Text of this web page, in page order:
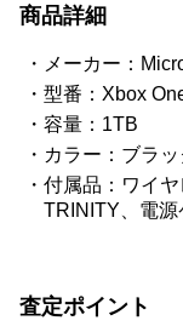
商品詳細
メーカー：
型番：Xbox
容量：1TB
カラー：ブラッ
付属品：ワイ
TRINITY、電
査定ポイント